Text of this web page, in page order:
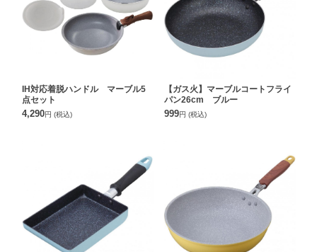
IH対応着脱ハンドル マーブル5
点セット
4,290円 (税込)
【ガス火】マーブルコートフライ
パン26cm ブルー
999円 (税込)